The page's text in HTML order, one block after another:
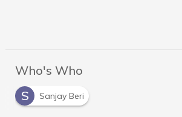
Who's Who
S
Sanjay Beri